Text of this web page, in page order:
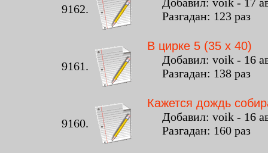
9162.
Разгадан: 123 раз
9161.
В цирке 5 (35 x 40)
Добавил: voik - 16
Разгадан: 138 раз
9160.
Кажется дождь
Добавил: voik - 16
Разгадан: 160 раз